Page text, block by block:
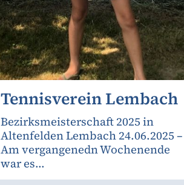
Tennisverein Lembach
Bezirksmeisterschaft 2025 in
Altenfelden Lembach 24.06.2025 –
Am vergangenedn Wochenende
war es...